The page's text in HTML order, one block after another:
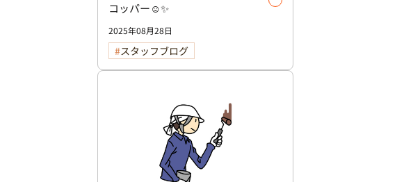
コッパー☺️✨
2025年08月28日
スタッフブログ